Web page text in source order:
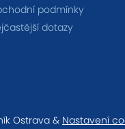
podmínky
dotazy
Ostrava & Nastavení